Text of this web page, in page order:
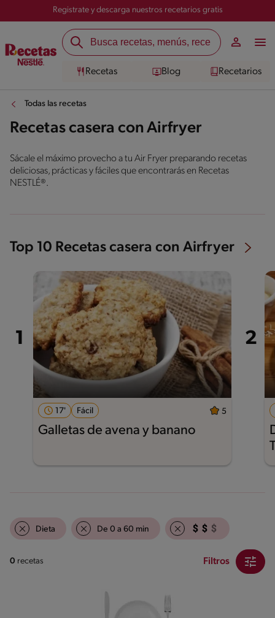
Registrate y descarga nuestros recetarios gratis
Recetas Blog Recetarios
Todas las recetas
Recetas casera con Airfryer
Sácale el máximo provecho a tu Air Fryer preparando recetas
deliciosas, prácticas y fáciles que encontrarás en Recetas
NESTLÉ®.
Top 10 Recetas casera con Airfryer
17' Fácil 5
Galletas de avena y banano
Dieta De 0 a 60 min
0 recetas Filtros